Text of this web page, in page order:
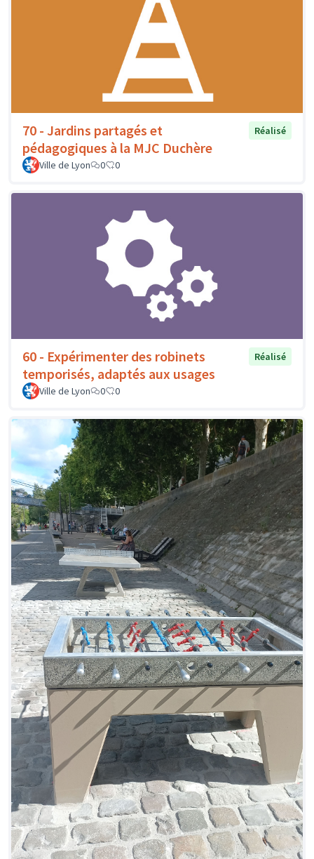
70 - Jardins partagés et
pédagogiques à la MJC Duchère
Réalisé
Ville de Lyon 0 0
60 - Expérimenter des robinets
temporisés, adaptés aux usages
Réalisé
Ville de Lyon 0 0